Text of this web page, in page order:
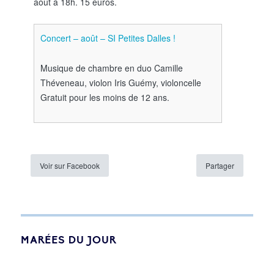
Concert – août – SI Petites Dalles !
Musique de chambre en duo Camille
Théveneau, violon Iris Guémy, violoncelle
Gratuit pour les moins de 12 ans.
Voir sur Facebook Partager
MARÉES DU JOUR